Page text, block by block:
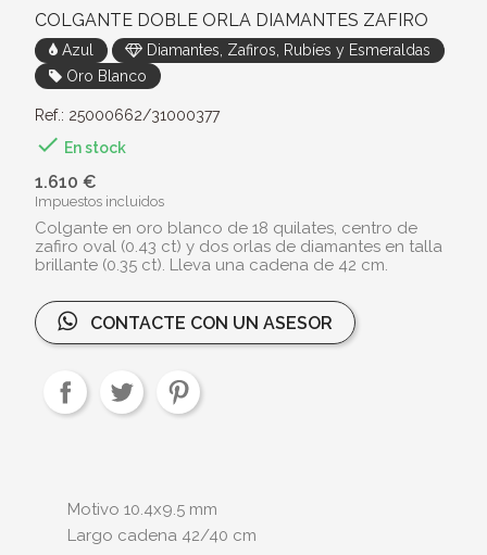
COLGANTE DOBLE ORLA DIAMANTES ZAFIRO
Azul
Diamantes, Zafiros, Rubíes y Esmeraldas
Oro Blanco
Ref.: 25000662/31000377
 En stock
1.610 €
Impuestos incluidos
Colgante en oro blanco de 18 quilates, centro de
zafiro oval (0.43 ct) y dos orlas de diamantes en talla
brillante (0.35 ct). Lleva una cadena de 42 cm.
CONTACTE CON UN ASESOR
Motivo 10.4x9.5 mm
Largo cadena 42/40 cm